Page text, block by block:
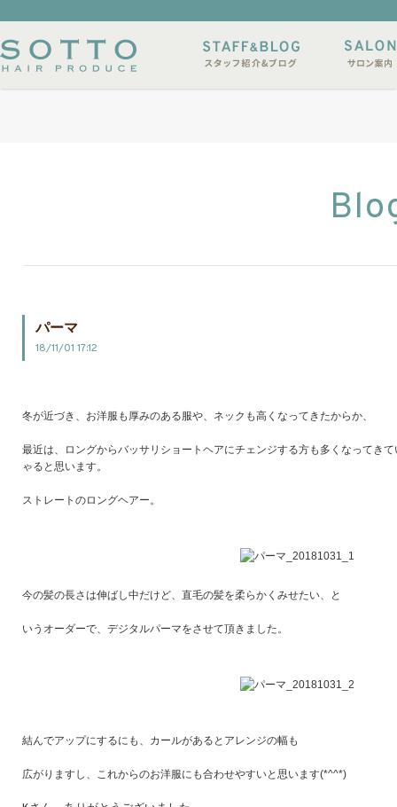
ルサンプル 店休日
パーマ
18/11/01 17:12
冬が近づき、お洋服も厚みのある服や、ネックも高くなってきたからか、
最近は、ロングからバッサリショートヘアにチェンジする方も多くなってき
ゃると思います。
ストレートのロングヘアー。
今の髪の長さは伸ばし中だけど、直毛の髪を柔らかくみせたい、と
いうオーダーで、デジタルパーマをさせて頂きました。
結んでアップにするにも、カールがあるとアレンジの幅も
広がりますし、これからのお洋服にも合わせやすいと思います(*^^*)